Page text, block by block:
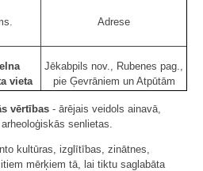
Adrese
vieta
Jēkabpils nov., Rubenes pag.,
pie Ģevrāniem un Atpūtām
vērtības - ārējais veidols ainavā,
senlietas.
kultūras, izglītības, zinātnes,
mērķiem tā, lai tiktu saglabāta